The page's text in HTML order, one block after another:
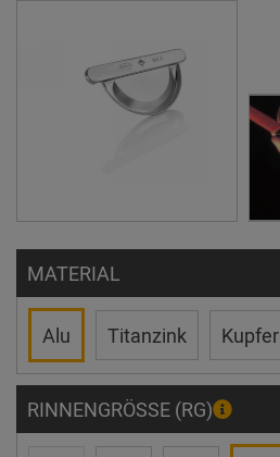
MATERIAL
Alu Titanzink Kupfer
RINNENGRÖSSE (RG)